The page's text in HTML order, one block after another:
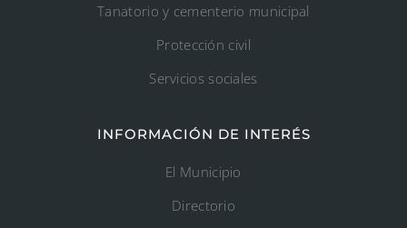
Tanatorio y cementerio municipal
Protección civil
Servicios sociales
INFORMACIÓN DE INTERÉS
El Municipio
Directorio